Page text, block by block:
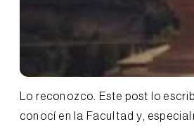
Lo reconozco. Este post lo
conocí en la Facultad y,